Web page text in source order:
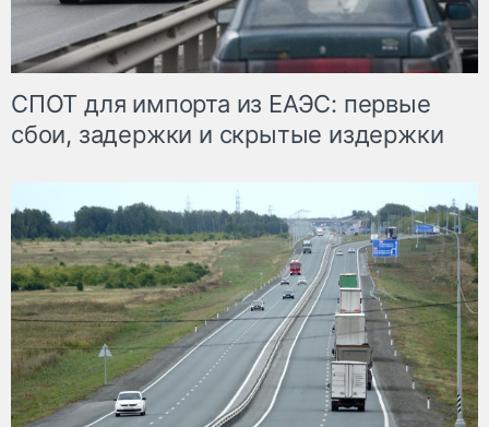
СПОТ для импорта из ЕАЭС: первые
сбои, задержки и скрытые издержки